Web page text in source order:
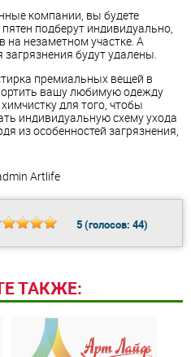
компании, вы будете
подберут индивидуально,
на незаметном участке. А
будут удалены.
премиальных вещей в
вашу любимую одежду
для того, чтобы
индивидуальную схему ухода
из особенностей загрязнения,
Artlife
5(голосов: 44)
ТАКЖЕ: